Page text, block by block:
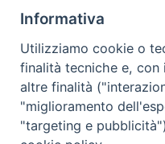
Redazione
Scrivici
Informativa
Utilizziamo cookie o
finalità tecniche e, con
altre finalità
"miglioramento
"targeting e